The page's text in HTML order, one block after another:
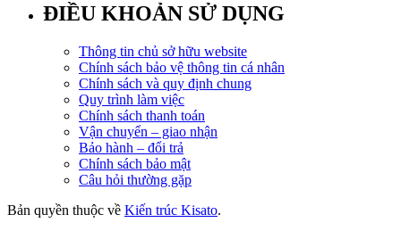
ĐIỀU KHOẢN SỬ DỤNG
Thông tin chủ sở hữu website
Chính sách bảo vệ thông tin cá nhân
Chính sách và quy định chung
Quy trình làm việc
Chính sách thanh toán
Vận chuyển – giao nhận
Bảo hành – đổi trả
Chính sách bảo mật
Câu hỏi thường gặp
Bản quyền thuộc về Kiến trúc Kisato.